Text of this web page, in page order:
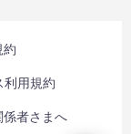
約
利用規約
係者さまへ